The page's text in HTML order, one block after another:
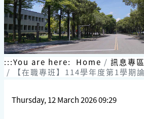
:::You are here: Home 訊息專區
【在職專班】114學年度第1學期
Thursday, 12 March 2026 09:29